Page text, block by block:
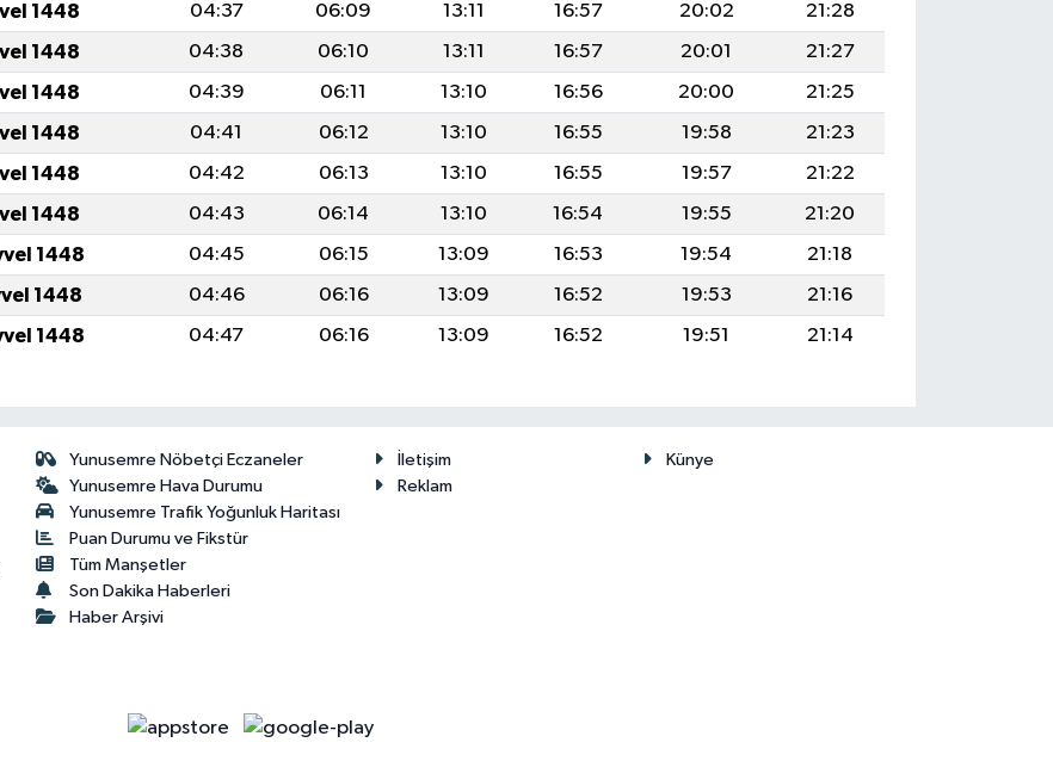
1448 04:37 06:09 13:11 16:57 20:02
21:28
1448 04:38 06:10 13:11 16:57 20:01
21:27
1448 04:39 06:11 13:10 16:56 20:00
21:25
1448 04:41 06:12 13:10 16:55 19:58
21:23
1448 04:42 06:13 13:10 16:55 19:57
21:22
1448 04:43 06:14 13:10 16:54 19:55
21:20
1448 04:45 06:15 13:09 16:53 19:54
21:18
1448 04:46 06:16 13:09 16:52 19:53
21:16
1448 04:47 06:16 13:09 16:52 19:51 21:14
Yunusemre Nöbetçi Eczaneler
Yunusemre Hava Durumu
Yunusemre Trafik Yoğunluk Haritası
Puan Durumu ve Fikstür
Tüm Manşetler
Son Dakika Haberleri
Haber Arşivi
İletişim
Künye
Reklam